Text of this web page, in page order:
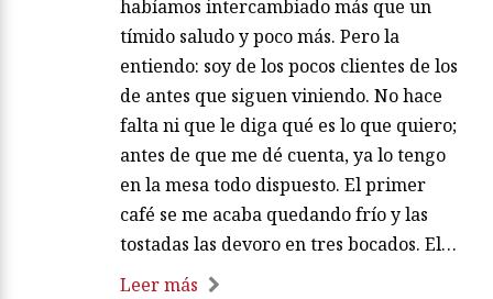
habíamos intercambiado más que un
tímido saludo y poco más. Pero la
entiendo: soy de los pocos clientes de los
de antes que siguen viniendo. No hace
falta ni que le diga qué es lo que quiero;
antes de que me dé cuenta, ya lo tengo
en la mesa todo dispuesto. El primer
café se me acaba quedando frío y las
tostadas las devoro en tres bocados. El…
Leer más